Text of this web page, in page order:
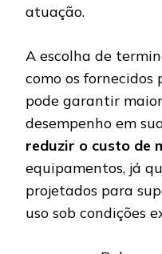
atuação.
A escolha de
como os fornecidos
pode garantir
desempenho em
reduzir o custo de
equipamentos, já
projetados para
uso sob condições